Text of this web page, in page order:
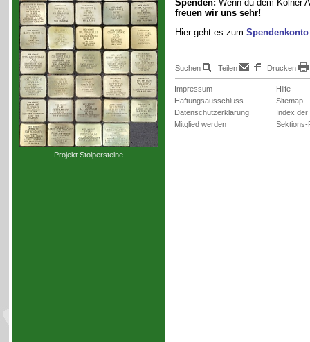
Projekt Stolpersteine
Spenden: Wenn du dem Kölner
freuen wir uns sehr!
Hier geht es zum Spendenkonto
Suchen Teilen Drucken
Impressum
Haftungsausschluss
Datenschutzerklärung
Mitglied werden
Hilfe
Sitemap
Index der
Sektions-